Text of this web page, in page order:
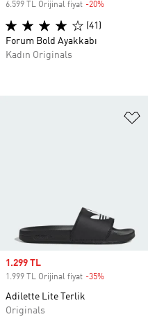
Sale price
1.299 TL
1.999 TL Orijinal fiyat -35%
Adilette Lite Terlik
Originals
6.599 TL Orijinal fiyat -20%
(41)
Forum Bold Ayakkabı
Kadın Originals